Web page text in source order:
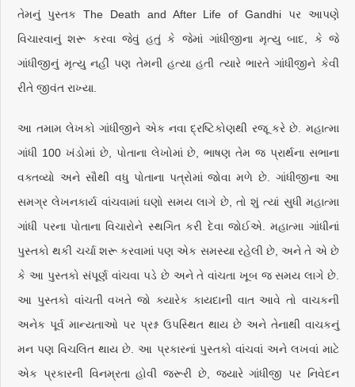
તેમનું પુસ્તક The Death and After Life of Gandhi પર આપણે
વિચારવાનું શરૂ કરવા જેવું હતું કે જેમાં ગાંધીજીના મૃત્યુ બાદ, કે જે
ગાંધીજીનું મૃત્યુ નહીં પણ તેમની હત્યા હતી ત્યારે ભારતે ગાંધીજીને કેવી
રીતે જીવંત રાખ્યા.
આ તમામ લેખકો ગાંધીજીને એક નવા દ્રષ્ટિકોણથી રજૂ કરે છે. મહાત્મા
ગાંધી 100 ખંડોમાં છે, પોતાના લેખોમાં છે, ભાષણ તેમ જ પ્રાર્થના સભાના
વક્તવ્યો અને સૌથી વધુ પોતાના પત્રોમાં જોવા મળે છે. ગાંધીજીના આ
સમગ્ર લેખનકાર્ય વાંચવામાં ઘણો સમય લાગે છે, તો શું ત્યાં સુધી મહાત્મા
ગાંધી પરના પોતાના વિચારોને સ્થગિત કરી દેવા જોઈએ. મહાત્મા ગાંધીનાં
પુસ્તકો થકી ચર્ચા શરૂ કરવામાં પણ એક સમસ્યા રહેલી છે, અને તે એ છે
કે આ પુસ્તકો સંપૂર્ણ વાંચવા પડે છે અને તે વાંચતા ખૂબ જ સમય લાગે છે.
આ પુસ્તકો વાંચતી વખતે જો ક્યારેક કાયદાની વાત આવે તો વાચકની
અનેક પૂર્વ માન્યતાઓ પર પ્રશ્ન ઉપસ્થિત થાય છે અને તેનાથી વાચકનું
મન પણ વિચલિત થાય છે. આ પ્રકારનાં પુસ્તકો વાંચવાં અને લખવાં માટે
એક પ્રકારની વિનમ્રતા હોવી જરૂરી છે, જ્યારે ગાંધીજી પર નિવેદન